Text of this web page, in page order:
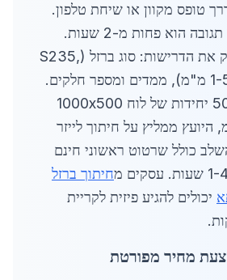
טופס מקוון או שיחת טלפון.
בשנת 2026, זמן תגובה הוא פחות מ-2 שעות.
צוות היועצים בודק את הדרישות: סוג ברזל (S235,
S355), עובי (1-50 מ"מ), ממדים ומספר חלקים.
לדוגמה, להזמנת 50 יחידות של לוח 1000x500
5 מ"מ, היועץ ממליץ על חיתוך לייזר
כולל שרטוט ראשוני חינם
חיתוך ברזל
יכולים להגיע פיזית לקריית